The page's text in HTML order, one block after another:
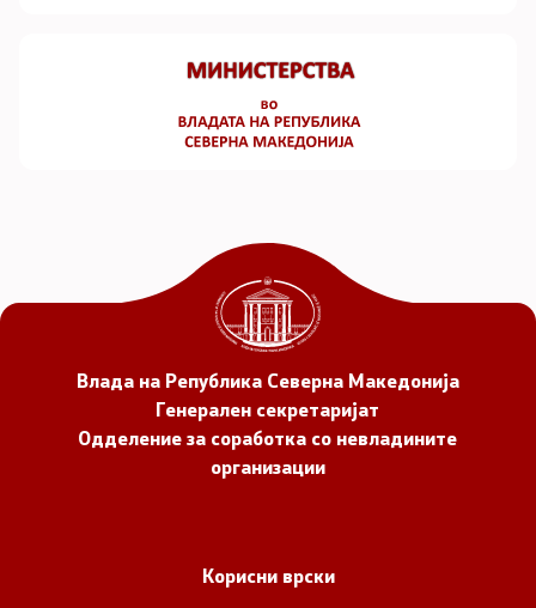
Влада на Република Северна Македонија
Генерален секретаријат
Одделение за соработка со невладините
организации
Корисни врски